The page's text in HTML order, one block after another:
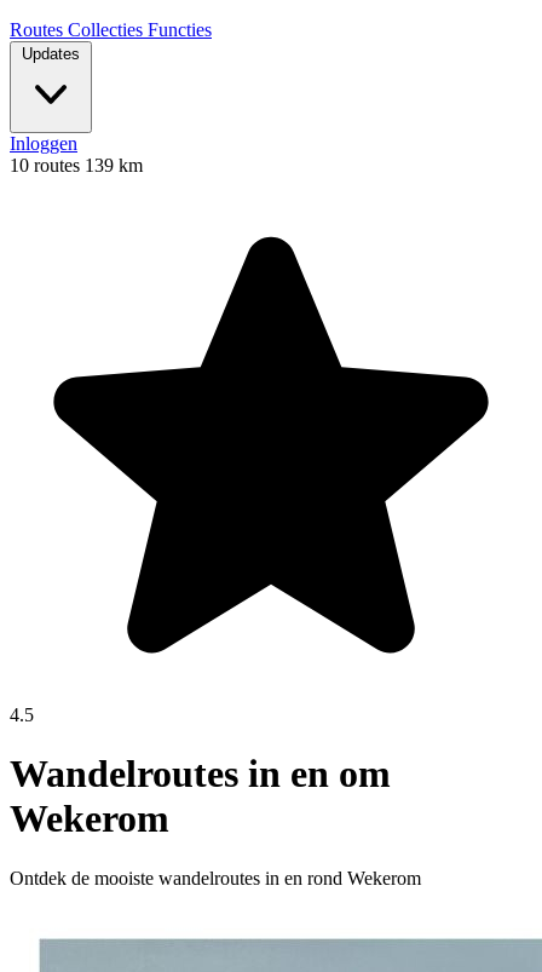
Routes Collecties Functies
Updates
Inloggen
10 routes 139 km
4.5
Wandelroutes in en om
Wekerom
Ontdek de mooiste wandelroutes in en rond Wekerom